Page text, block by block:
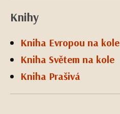
Knihy
Kniha Evropou na kole
Kniha Světem na kole
Kniha Prašivá